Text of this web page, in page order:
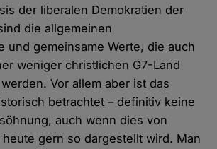
der liberalen Demokratien der
die allgemeinen
und gemeinsame Werte, die auch
weniger christlichen G7-Land
Vor allem aber ist das
betrachtet – definitiv keine
auch wenn dies von
gern so dargestellt wird. Man